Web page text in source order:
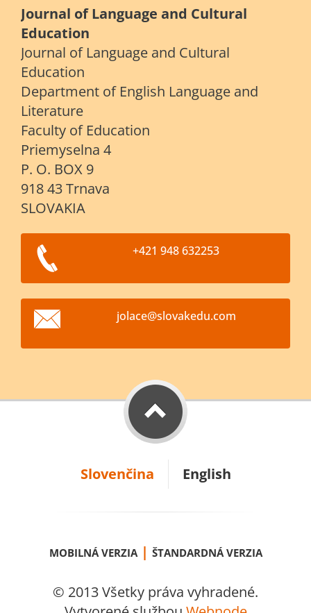
Journal of Language and Cultural
Education
Journal of Language and Cultural
Education
Department of English Language and
Literature
Faculty of Education
Priemyselna 4
P. O. BOX 9
918 43 Trnava
SLOVAKIA
+421 948 632253
jolace@slovakedu.com
Slovenčina English
MOBILNÁ VERZIA | ŠTANDARDNÁ VERZIA
© 2013 Všetky práva vyhradené.